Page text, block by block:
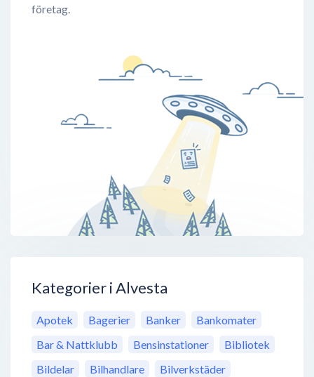
företag.
Kategorier i Alvesta
Apotek Bagerier Banker
Bankomater
Bar & Nattklubb
Bensinstationer
Bibliotek
Bildelar
Bilhandlare
Bilverkstäder